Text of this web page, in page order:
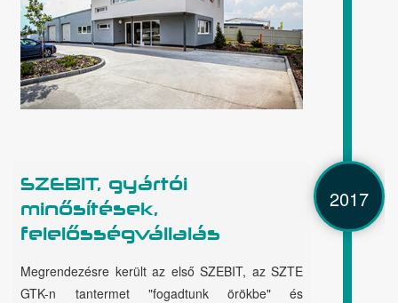
SZEBIT, gyártói
minősítések,
felelősségvállalás
Megrendezésre került az első SZEBIT, az SZTE
GTK-n tantermet "fogadtunk örökbe" és
2017